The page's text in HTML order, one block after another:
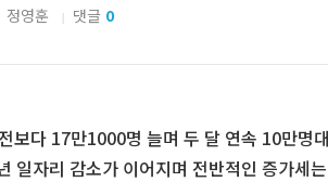
정영훈 | 댓글 0
보다 17만1000명 늘며 두 달 연속 10만명
일자리 감소가 이어지며 전반적인 증가세